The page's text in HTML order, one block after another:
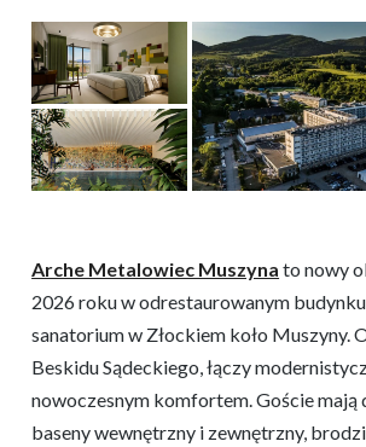
Arche Metalowiec Muszyna to nowy
2026 roku w odrestaurowanym
sanatorium w Złockiem koło Muszyny.
Beskidu Sądeckiego, łączy
nowoczesnym komfortem. Goście mają
baseny wewnętrzny i zewnętrzny,